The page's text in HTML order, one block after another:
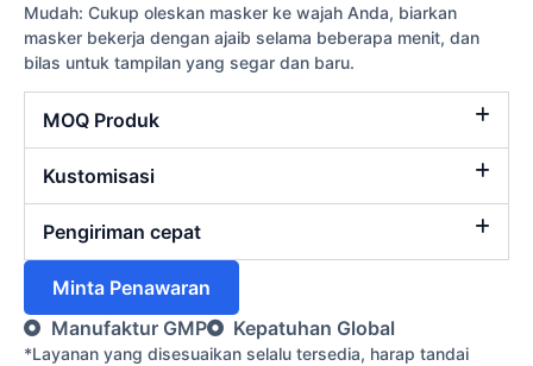
Mudah: Cukup oleskan masker ke wajah Anda, biarkan
masker bekerja dengan ajaib selama beberapa menit, dan
bilas untuk tampilan yang segar dan baru.
MOQ Produk
Kustomisasi
Pengiriman cepat
Minta Penawaran
Manufaktur GMP
Kepatuhan Global
*Layanan yang disesuaikan selalu tersedia, harap tandai